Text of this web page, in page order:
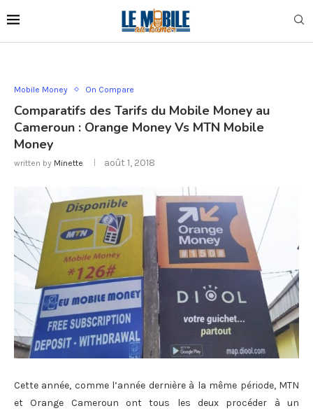
Mobile Money On Compare
Comparatifs des Tarifs du Mobile Money au
Cameroun : Orange Money Vs MTN Mobile
Money
written by Minette août 1, 2018
Cette année, comme l’année dernière à la même période, MTN
et Orange Cameroun ont tous les deux procéder à un